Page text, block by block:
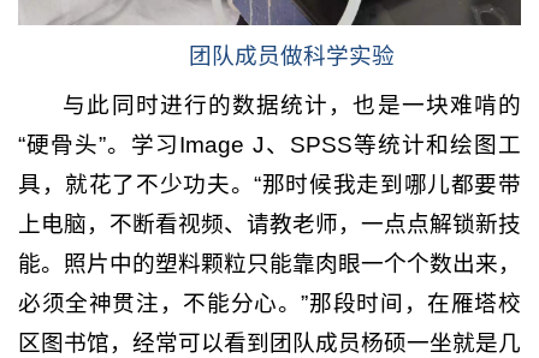
团队成员做科学实验
与此同时进行的数据统计，也是一块难啃的
“硬骨头”。学习Image J、SPSS等统计和绘图工
具，就花了不少功夫。“那时候我走到哪儿都要带
上电脑，不断看视频、请教老师，一点点解锁新技
能。照片中的塑料颗粒只能靠肉眼一个个数出来，
必须全神贯注，不能分心。”那段时间，在雁塔校
区图书馆，经常可以看到团队成员杨硕一坐就是几